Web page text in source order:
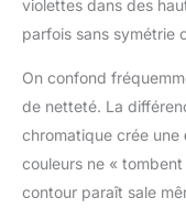
violettes dans des
parfois sans symétrie
On confond
de netteté. La
chromatique crée une
couleurs ne «
contour paraît sale